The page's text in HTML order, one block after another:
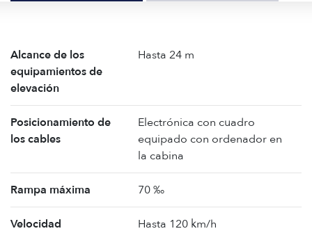
Alcance de los
equipamientos de
elevación
Hasta 24 m
Posicionamiento de
los cables
Electrónica con cuadro
equipado con ordenador en
la cabina
Rampa máxima 70 ‰
Velocidad Hasta 120 km/h